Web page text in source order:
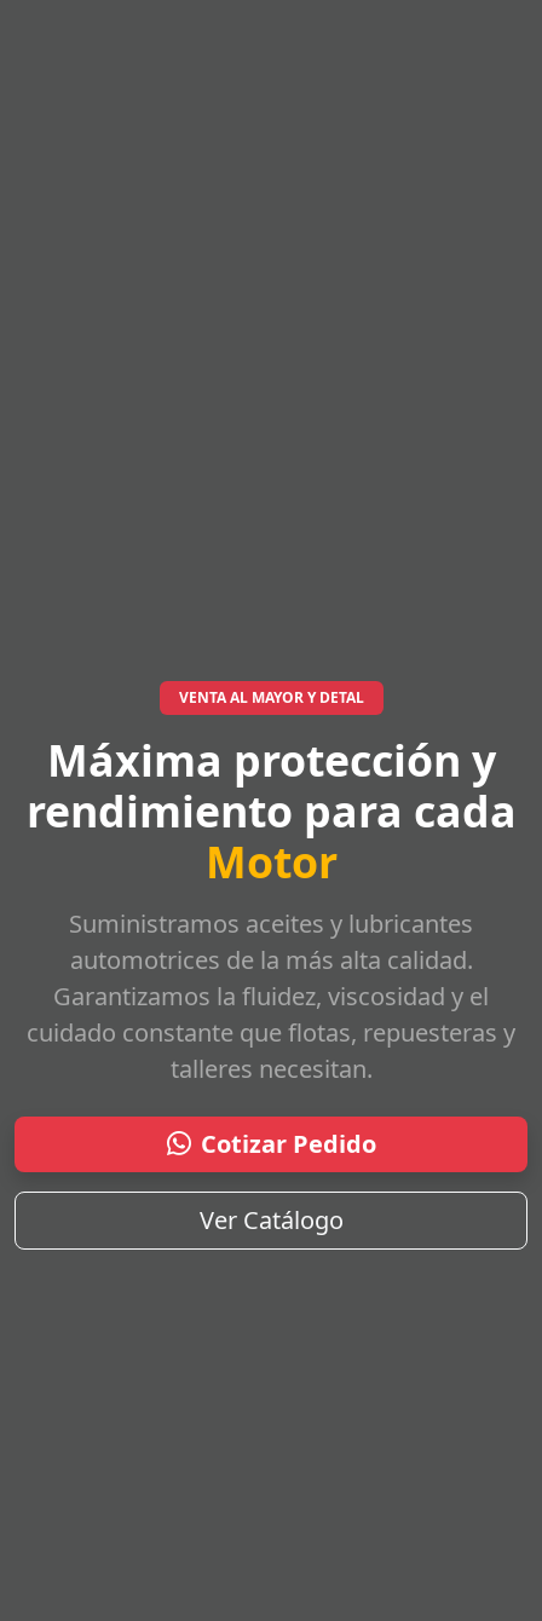
VENTA AL MAYOR Y DETAL
Máxima protección y
rendimiento para cada
Motor
Suministramos aceites y lubricantes
automotrices de la más alta calidad.
Garantizamos la fluidez, viscosidad y el
cuidado constante que flotas, repuesteras y
talleres necesitan.
Cotizar Pedido
Ver Catálogo